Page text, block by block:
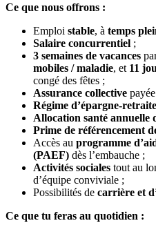
Ce que nous offrons :
Emploi stable, à temps
Salaire concurrentiel ;
3 semaines de vacances
mobiles / maladie, et 11
congé des fêtes ;
Assurance collective
Régime d’épargne-retraite
Allocation santé annuelle
Prime de référencement
Accès au programme
(PAEF) dès l’embauche ;
Activités sociales tout au
d’équipe conviviale ;
Possibilités de carrière et
Ce que tu feras au quotidien :